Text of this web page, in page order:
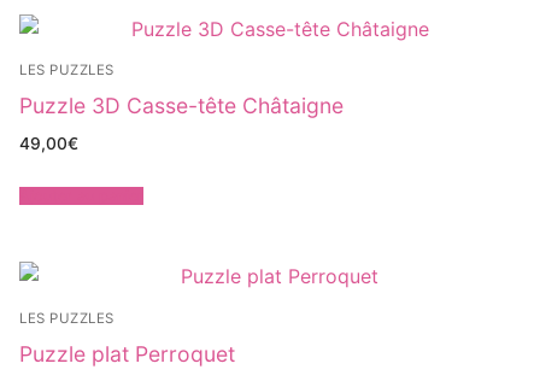
LES PUZZLES
Puzzle 3D Casse-tête Châtaigne
49,00€
LES PUZZLES
Puzzle plat Perroquet